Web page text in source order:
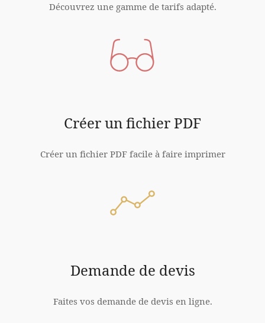
Découvrez une gamme de tarifs adapté.
Créer un fichier PDF
Créer un fichier PDF facile à faire imprimer
Demande de devis
Faites vos demande de devis en ligne.